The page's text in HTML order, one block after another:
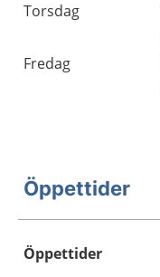
Torsdag
Fredag
Öppettider
Öppettider